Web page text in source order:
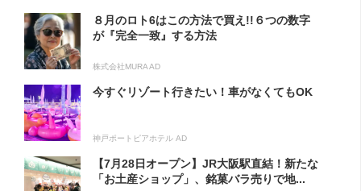
８月のロト6はこの方法で買え!!６つの数字
が『完全一致』する方法
株式会社MURA AD
今すぐリゾート行きたい！車がなくてもOK
神戸ポートピアホテル AD
【7月28日オープン】JR大阪駅直結！新たな
「お土産ショップ」、銘菓バラ売りで地...